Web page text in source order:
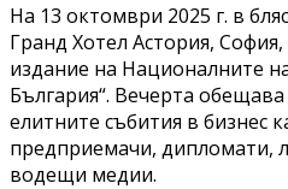
На 13 октомври 2025 г. в
Гранд Хотел Астория,
издание на Националните
България“. Вечерта
елитните събития в бизнес
предприемачи, дипломати,
водещи медии.